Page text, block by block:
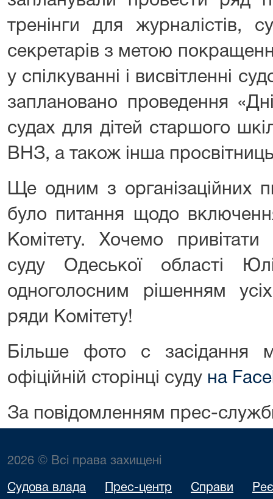
тренінги для журналістів,
секретарів з метою
у спілкуванні і висвітленні
заплановано проведення
судах для дітей старшого
ВНЗ, а також інша
Ще одним з організаційних
було питання щодо
Комітету. Хочемо
суду Одеської області
одноголосним рішенням
ряди Комітету!
Більше фото с засідання
офіційній сторінці суду на
За повідомленням прес-
2026 © Всі права захищені
Судова влада Прес-центр Справи